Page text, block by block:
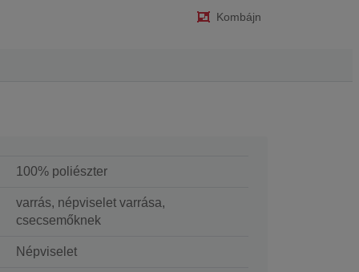
Kombájn
100% poliészter
varrás, népviselet varrása,
csecsemőknek
Népviselet